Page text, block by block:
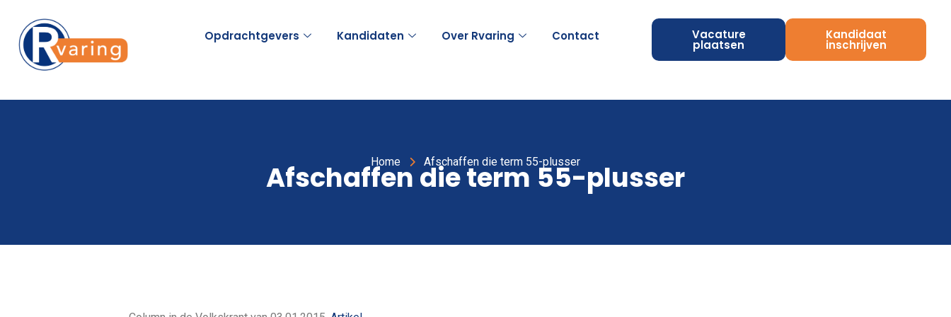
Opdrachtgevers Kandidaten Over Rvaring Contact Vacature
plaatsen
Kandidaat
inschrijven
Home Afschaffen die term 55-plusser
Afschaffen die term 55-plusser